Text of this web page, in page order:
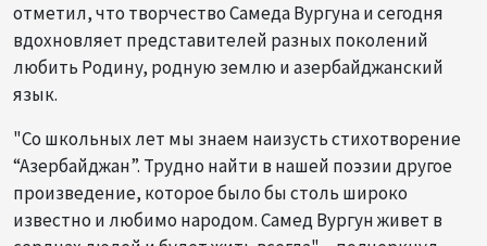
отметил, что творчество Самеда Вургуна и сегодня
вдохновляет представителей разных поколений
любить Родину, родную землю и азербайджанский
язык.
"Со школьных лет мы знаем наизусть стихотворение
“Азербайджан”. Трудно найти в нашей поэзии другое
произведение, которое было бы столь широко
известно и любимо народом. Самед Вургун живет в